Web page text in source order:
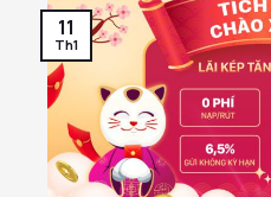
11
Th1